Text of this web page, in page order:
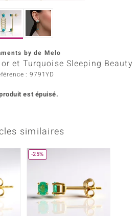
by de Melo
et Turquoise Sleeping Beauty
: 9791YD
est épuisé.
similaires
-25%